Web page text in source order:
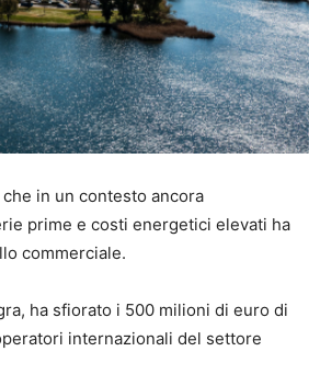
in un contesto ancora
prime e costi energetici elevati ha
commerciale.
ha sfiorato i 500 milioni di euro di
internazionali del settore